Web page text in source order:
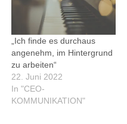
„Ich finde es durchaus
angenehm, im Hintergrund
zu arbeiten“
22. Juni 2022
In "CEO-
KOMMUNIKATION"